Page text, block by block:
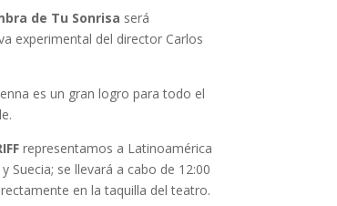
de Tu Sonrisa será
experimental del director Carlos
es un gran logro para todo el
representamos a Latinoamérica
Suecia; se llevará a cabo de 12:00
en la taquilla del teatro.